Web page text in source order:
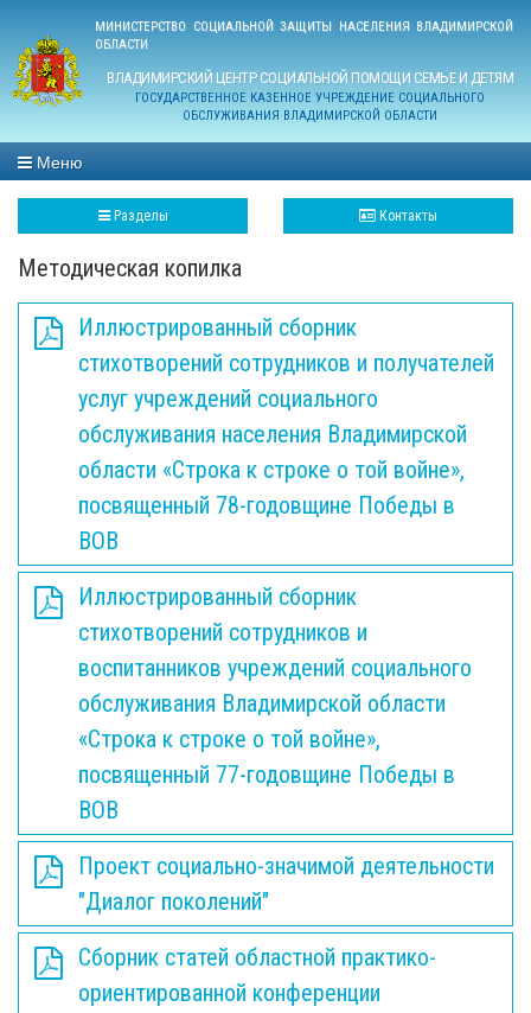
МИНИСТЕРСТВО СОЦИАЛЬНОЙ ЗАЩИТЫ НАСЕЛЕНИЯ ВЛАДИМИРСКОЙ
ОБЛАСТИ
ВЛАДИМИРСКИЙ ЦЕНТР СОЦИАЛЬНОЙ ПОМОЩИ СЕМЬЕ И ДЕТЯМ
ГОСУДАРСТВЕННОЕ КАЗЕННОЕ УЧРЕЖДЕНИЕ СОЦИАЛЬНОГО
ОБСЛУЖИВАНИЯ ВЛАДИМИРСКОЙ ОБЛАСТИ
Меню
Разделы Контакты
Методическая копилка
Иллюстрированный сборник
стихотворений сотрудников и получателей
услуг учреждений социального
обслуживания населения Владимирской
области «Строка к строке о той войне»,
посвященный 78-годовщине Победы в
ВОВ
Иллюстрированный сборник
стихотворений сотрудников и
воспитанников учреждений социального
обслуживания Владимирской области
«Строка к строке о той войне»,
посвященный 77-годовщине Победы в
ВОВ
Проект социально-значимой деятельности
"Диалог поколений"
Сборник статей областной практико-
ориентированной конференции